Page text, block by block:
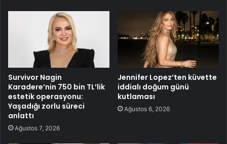
Survivor Nagin
Karadere’nin 750 bin TL’lik
estetik operasyonu:
Yaşadığı zorlu süreci
anlattı
Ağustos 7, 2026
Jennifer Lopez’ten küvette
iddialı doğum günü
kutlaması
Ağustos 6, 2026